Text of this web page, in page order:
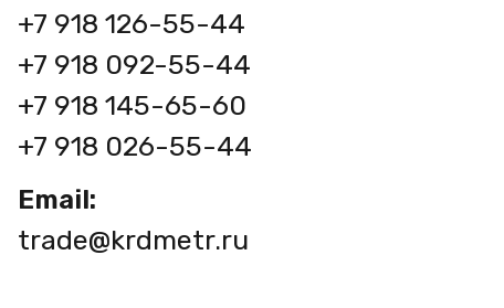
+7 918 126-55-44
+7 918 092-55-44
+7 918 145-65-60
+7 918 026-55-44
Email:
trade@krdmetr.ru